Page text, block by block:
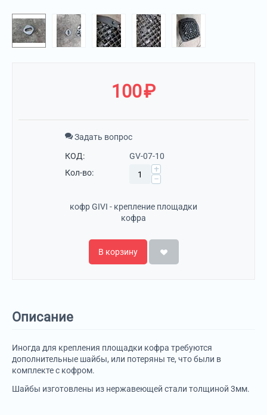
100₽
Задать вопрос
КОД:
GV-07-10
Кол-во:
+
−
кофр GIVI - крепление площадки
кофра
В корзину
Описание
Иногда для крепления площадки кофра требуются
дополнительные шайбы, или потеряны те, что были в
комплекте с кофром.
Шайбы изготовлены из нержавеющей стали толщиной 3мм.